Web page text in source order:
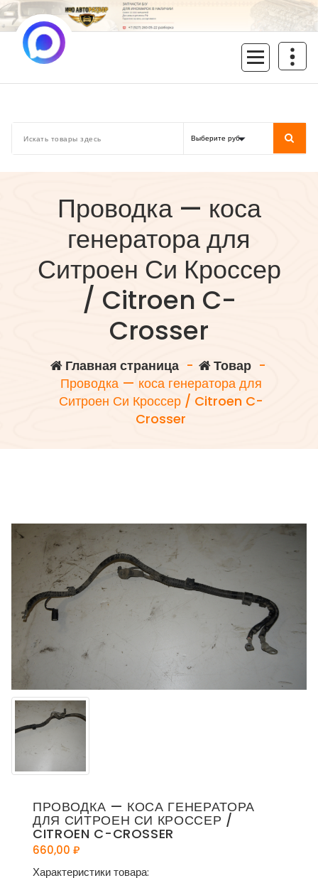
Перейти
к
содержимому
Проводка — коса
генератора для
Ситроен Си Кроссер
/ Citroen C-
Crosser
Главная страница- Товар-
Проводка — коса генератора для
Ситроен Си Кроссер / Citroen C-
Crosser
ПРОВОДКА — КОСА ГЕНЕРАТОРА
ДЛЯ СИТРОЕН СИ КРОССЕР /
CITROEN C-CROSSER
660,00 ₽
Характеристики товара: